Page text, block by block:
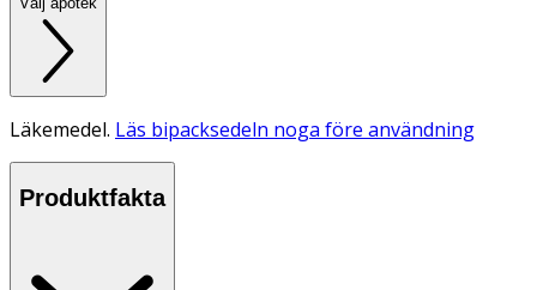
Läkemedel. Läs bipacksedeln noga före användning
Produktfakta